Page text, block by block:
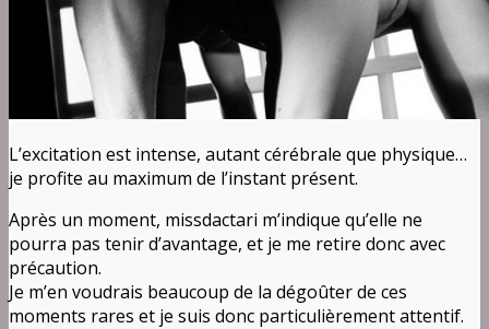
L’excitation est intense, autant cérébrale que physique…
je profite au maximum de l’instant présent.
Après un moment, missdactari m’indique qu’elle ne
pourra pas tenir d’avantage, et je me retire donc avec
précaution.
Je m’en voudrais beaucoup de la dégoûter de ces
moments rares et je suis donc particulièrement attentif.